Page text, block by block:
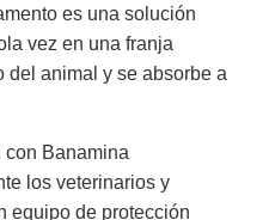
es una solución
vez en una franja
del animal y se absorbe a
con Banamina
los veterinarios y
equipo de protección